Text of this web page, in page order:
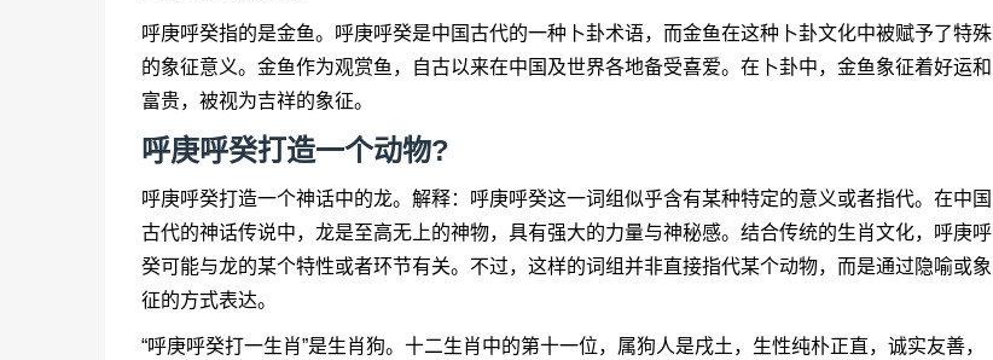
呼庚呼癸指的是金鱼。呼庚呼癸是中国古代的一种卜卦术语，而金鱼在这种卜卦文化中被赋予了特殊
的象征意义。金鱼作为观赏鱼，自古以来在中国及世界各地备受喜爱。在卜卦中，金鱼象征着好运和
富贵，被视为吉祥的象征。
呼庚呼癸打造一个动物?
呼庚呼癸打造一个神话中的龙。解释：呼庚呼癸这一词组似乎含有某种特定的意义或者指代。在中国
古代的神话传说中，龙是至高无上的神物，具有强大的力量与神秘感。结合传统的生肖文化，呼庚呼
癸可能与龙的某个特性或者环节有关。不过，这样的词组并非直接指代某个动物，而是通过隐喻或象
征的方式表达。
“呼庚呼癸打一生肖”是生肖狗。十二生肖中的第十一位，属狗人是戌土，生性纯朴正直，诚实友善，